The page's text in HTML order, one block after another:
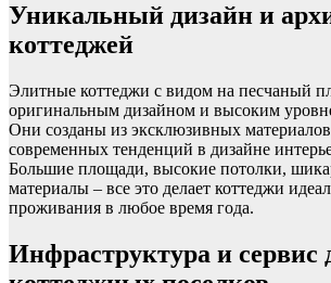
Уникальный дизайн и
коттеджей
Элитные коттеджи с видом на песчаный
оригинальным дизайном и высоким
Они созданы из эксклюзивных
современных тенденций в дизайне
Большие площади, высокие потолки,
материалы – все это делает коттеджи
проживания в любое время года.
Инфраструктура и сервис